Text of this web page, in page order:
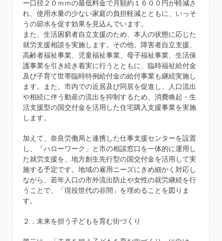
ー口径２０ｍｍの最低料金で月額約１６００円が軽減さ
れ、使用水量の少ない家庭の負担軽減とともに、いっそ
うの節水を促す効果を見込んでいます。
また、生活困窮者自立支援のため、本人の状態に応じた
就労支援相談を実施します。その他、障害者自立支援、
高齢者福祉事業、児童福祉事業、母子福祉事業、生活保
護事業を引き続き着実に行うとともに、臨時福祉給付金
及び子育て世帯臨時特例給付金の給付事業も継続実施し
ます。また、市内での近居及び同居を促進し、人口流出
や相続に伴う動産の流出を抑制するため、消費喚起・生
活支援型の国交付金を活用した住宅購入支援事業を実施
します。
加えて、奈良労働局と連携した仕事支援センターを設置
し、「ハローワーク」と市の相談窓口を一体的に運用し
た就労支援を、地方創生先行型の国交付金を活用して実
施する予定です。地域の雇用ニーズにきめ細かく対応し
ながら、若年人口の市外流出防止や女性の就労継続を行
うことで、「現役世代の谷間」を埋めることを図りま
す。
２．未来を担う子どもを育む街づくり